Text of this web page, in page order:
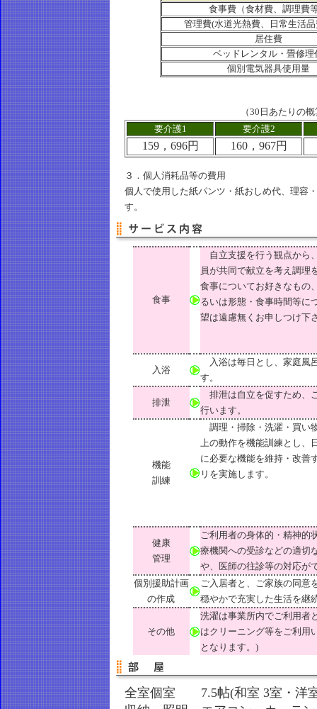
食事費（食材費、調理費
管理費(水道光熱費、日常生活
居住費
ベッドレンタル・畳修理
個別電気器具使用量
（30日あたりの
要介護1
要介護2
159，696円 160，967円
３．個人消耗品等の費用
個人で使用した紙パンツ・紙おしめ代、理容
す。
食事
自立支援を行う観点から
員が共同で献立を考え調
食事についてお好きなもの
るいは形態・食事時間等に
望は遠慮無くお申しつけ下
入浴
入浴は毎日とし、家庭風
す。
排泄
排泄は自立を促すため、
行います。
機能
訓練
調理・掃除・洗濯・買い
上の動作を機能訓練とし、
に必要な機能を維持・改善
リを実施します。
健康
管理
ご利用者の身体的・精神的
療機関への受診などの適切
や、医師の往診等の対応が
個別援助計画
の作成
ご入居者と、ご家族の同意
穏やかで充実した生活を継
その他
洗濯は事業所内でご利用者
はクリーニング等をご利用
となります。)
全室個室 7.5帖(和室 3室・洋